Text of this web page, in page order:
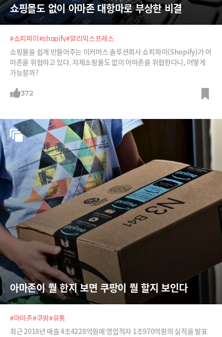
쇼핑몰도 없이 아마존 대항마로 부상한 비결
#쇼피파이#shopify#알리익스프레스
쇼핑몰을 쉽게 만들어주는 이커머스 솔루션회사 쇼피파이(Shopify)가 아
마존을 위협하고 있다. 자체쇼핑몰도 없이 아마존을 위협한다니, 어떻게
가능할까?
372
아마존이 뭘 한지 보면 쿠팡이 뭘 할지 보인다
#아마존#쿠팡#유통
최근 2018년 매출 4조4228억원에 영업적자 1조970억원의 실적을 발표